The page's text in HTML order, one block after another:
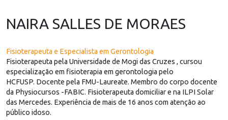
NAIRA SALLES DE MORAES
Fisioterapeuta e Especialista em Gerontologia
Fisioterapeuta pela Universidade de Mogi das Cruzes , cursou
especialização em fisioterapia em gerontologia pelo
HCFUSP. Docente pela FMU-Laureate. Membro do corpo docente
da Physiocursos -FABIC. Fisioterapeuta domiciliar e na ILPI Solar
das Mercedes. Experiência de mais de 16 anos com atenção ao
público idoso.